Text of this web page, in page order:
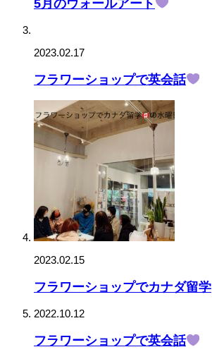
5月のウォールアート
2023.02.17
フラワーショップで英会話
2023.02.15
フラワーショップでカナダ留学
2022.10.12
フラワーショップで英会話